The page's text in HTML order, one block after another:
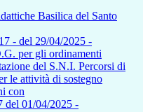
Basilica del Santo
- del 29/04/2025 -
per gli ordinamenti
del S.N.I. Percorsi di
le attività di sostegno
con
del 01/04/2025 -